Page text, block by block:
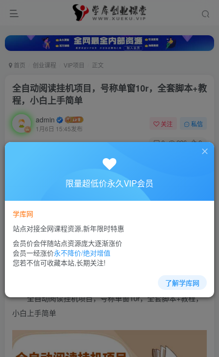
首页 创业课程 VIP项目 正文
全自动阅读挂机项目，号称单窗10r，全套脚本+教
程，小白上手简单
admin
1月6日 15:45发布
关注 私信
0 226 0
此内容为付费资源，请付费后查看
10
立即购买
您当前未登录！建议登陆后购买，可保存购买订单
全自动阅读挂机项目，号称单窗10r，全套脚本+教程，
小白上手简单
限量超低价永久VIP会员
学库网
站点对接全网课程资源,新年限时特惠
会员价会伴随站点资源庞大逐渐涨价
会员一经涨价永不降价/绝对增值
您若不信可收藏本站,长期关注!
了解学库网